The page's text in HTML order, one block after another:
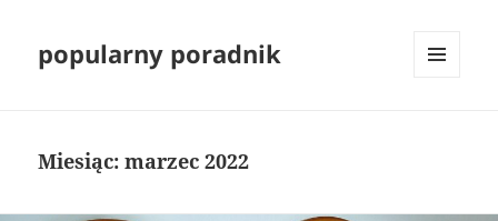
popularny poradnik
Miesiąc:marzec 2022